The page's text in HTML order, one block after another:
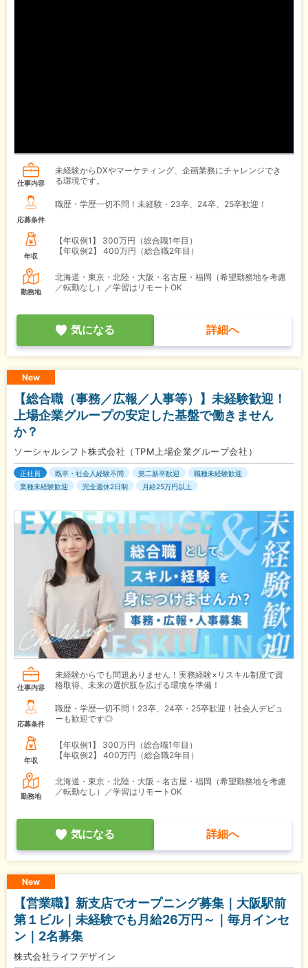
仕事内容
未経験からDXやマーケティング、企画業務にチャレンジでき
る環境です。
応募条件
職歴・学歴一切不問！未経験・23卒、24卒、25卒歓迎！
年収
【年収例1】
300万円（総合職1年目）
【年収例2】
400万円（総合職2年目）
勤務地
北海道・東京・北陸・大阪・名古屋・福岡（希望勤務地を考慮
／転勤なし）／学習はリモートOK
気になる 詳細へ
New
【総合職（事務／広報／人事等）】未経験歓迎！
上場企業グループの安定した基盤で働きません
か？
ソーシャルシフト株式会社（TPM上場企業グループ会社）
正社員 既卒・社会人経験不問 第二新卒歓迎
職種未経験歓迎
業種未経験歓迎
完全週休2日制 月給25万円以上
仕事内容
未経験からでも問題ありません！実務経験×リスキル制度で資
格取得、未来の選択肢を広げる環境を準備！
応募条件
職歴・学歴一切不問！23卒、24卒・25卒歓迎！社会人デビュ
ーも歓迎です◎
年収
【年収例1】
300万円（総合職1年目）
【年収例2】
400万円（総合職2年目）
勤務地
北海道・東京・北陸・大阪・名古屋・福岡（希望勤務地を考慮
／転勤なし）／学習はリモートOK
気になる 詳細へ
New
【営業職】新支店でオープニング募集｜大阪駅前
第１ビル｜未経験でも月給26万円～｜毎月インセ
ン｜2名募集
株式会社ライフデザイン